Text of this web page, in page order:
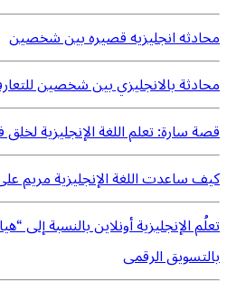
محادثه انجليزيه قصيره بين شخصين
محادثة بالانجليزي بين شخصين
قصة سارة: تعلم اللغة الإنجليزية
كيف ساعدت اللغة الإنجليزية مريم
تعلُم الإنجليزية أونلاين بالنسبة إلى
بالتسويق الرقمى